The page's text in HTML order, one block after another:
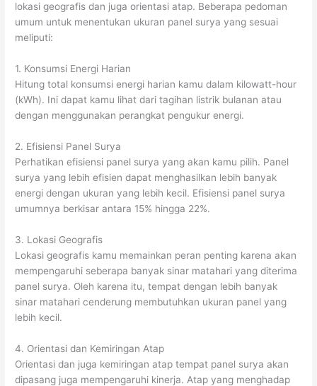
lokasi geografis dan juga orientasi atap. Beberapa pedoman
umum untuk menentukan ukuran panel surya yang sesuai
meliputi:
1. Konsumsi Energi Harian
Hitung total konsumsi energi harian kamu dalam kilowatt-hour
(kWh). Ini dapat kamu lihat dari tagihan listrik bulanan atau
dengan menggunakan perangkat pengukur energi.
2. Efisiensi Panel Surya
Perhatikan efisiensi panel surya yang akan kamu pilih. Panel
surya yang lebih efisien dapat menghasilkan lebih banyak
energi dengan ukuran yang lebih kecil. Efisiensi panel surya
umumnya berkisar antara 15% hingga 22%.
3. Lokasi Geografis
Lokasi geografis kamu memainkan peran penting karena akan
mempengaruhi seberapa banyak sinar matahari yang diterima
panel surya. Oleh karena itu, tempat dengan lebih banyak
sinar matahari cenderung membutuhkan ukuran panel yang
lebih kecil.
4. Orientasi dan Kemiringan Atap
Orientasi dan juga kemiringan atap tempat panel surya akan
dipasang juga mempengaruhi kinerja. Atap yang menghadap